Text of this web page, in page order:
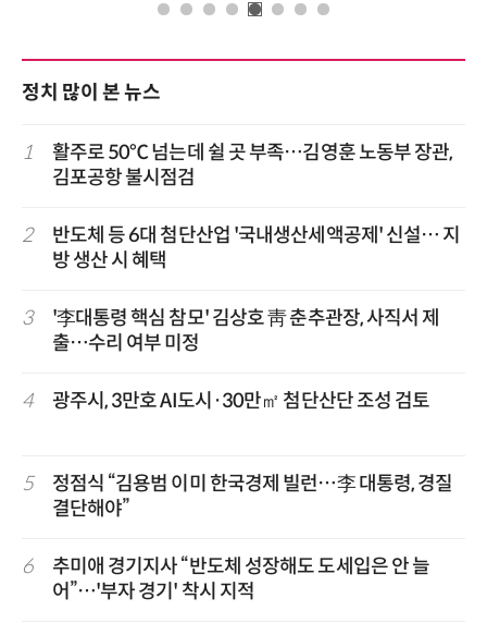
정치 많이 본 뉴스
1
활주로 50℃ 넘는데 쉴 곳 부족…김영훈 노동부 장관,
김포공항 불시점검
2
반도체 등 6대 첨단산업 '국내생산세액공제' 신설… 지
방 생산 시 혜택
3
'李대통령 핵심 참모' 김상호 靑 춘추관장, 사직서 제
출…수리 여부 미정
4 광주시, 3만호 AI도시·30만㎡ 첨단산단 조성 검토
5
정점식 “김용범 이미 한국경제 빌런…李 대통령, 경질
결단해야”
6
추미애 경기지사 “반도체 성장해도 도세입은 안 늘
어”…'부자 경기' 착시 지적